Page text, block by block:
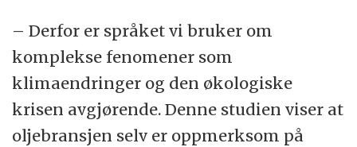
– Derfor er språket vi bruker om
komplekse fenomener som
klimaendringer og den økologiske
krisen avgjørende. Denne studien viser at
oljebransjen selv er oppmerksom på